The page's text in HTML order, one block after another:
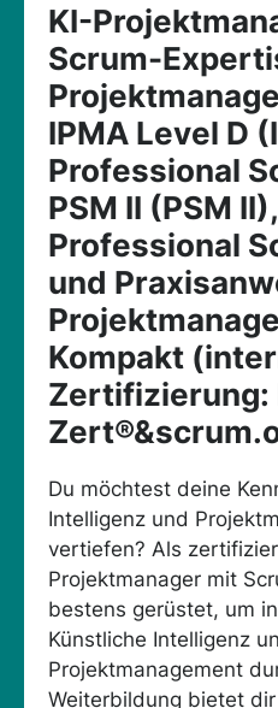
KI-
Scrum-
IPMA Level D
Professional
PSM II (PSM
Professional
und
Kompakt
Zertifizierung:
Du möchtest deine
Intelligenz und
vertiefen? Als
Projektmanager mit
bestens gerüstet, um
Künstliche Intelligenz
Projektmanagement
Weiterbildung bietet